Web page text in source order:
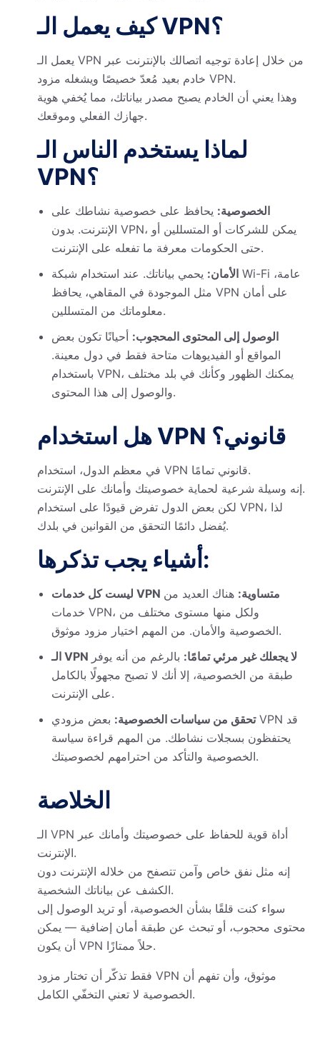
كيف يعمل الـ VPN؟
يعمل الـ VPN من خلال إعادة توجيه اتصالك بالإنترنت عبر
خادم بعيد مُعدّ خصيصًا ويشغله مزود VPN.
وهذا يعني أن الخادم يصبح مصدر بياناتك، مما يُخفي هوية
جهازك الفعلي وموقعك.
لماذا يستخدم الناس الـ
VPN؟
الخصوصية: يحافظ على خصوصية نشاطك على
الإنترنت. بدون VPN، يمكن للشركات أو المتسللين أو
حتى الحكومات معرفة ما تفعله على الإنترنت.
الأمان: يحمي بياناتك. عند استخدام شبكة Wi-Fi عامة،
مثل الموجودة في المقاهي، يحافظ VPN على أمان
معلوماتك من المتسللين.
الوصول إلى المحتوى المحجوب: أحيانًا تكون بعض
المواقع أو الفيديوهات متاحة فقط في دول معينة.
باستخدام VPN، يمكنك الظهور وكأنك في بلد مختلف
والوصول إلى هذا المحتوى.
هل استخدام VPN قانوني؟
في معظم الدول، استخدام VPN قانوني تمامًا.
إنه وسيلة شرعية لحماية خصوصيتك وأمانك على الإنترنت.
لكن بعض الدول تفرض قيودًا على استخدام VPN، لذا
يُفضل دائمًا التحقق من القوانين في بلدك.
أشياء يجب تذكرها:
ليست كل خدمات VPN متساوية: هناك العديد من
خدمات VPN، ولكل منها مستوى مختلف من
الخصوصية والأمان. من المهم اختيار مزود موثوق.
الـ VPN لا يجعلك غير مرئي تمامًا: بالرغم من أنه يوفر
طبقة من الخصوصية، إلا أنك لا تصبح مجهولًا بالكامل
على الإنترنت.
تحقق من سياسات الخصوصية: بعض مزودي VPN قد
يحتفظون بسجلات نشاطك. من المهم قراءة سياسة
الخصوصية والتأكد من احترامهم لخصوصيتك.
الخلاصة
الـ VPN أداة قوية للحفاظ على خصوصيتك وأمانك عبر
الإنترنت.
إنه مثل نفق خاص وآمن تتصفح من خلاله الإنترنت دون
الكشف عن بياناتك الشخصية.
سواء كنت قلقًا بشأن الخصوصية، أو تريد الوصول إلى
محتوى محجوب، أو تبحث عن طبقة أمان إضافية — يمكن
أن يكون VPN حلاً ممتازًا.
فقط تذكّر أن تختار مزود VPN موثوق، وأن تفهم أن
الخصوصية لا تعني التخفّي الكامل.